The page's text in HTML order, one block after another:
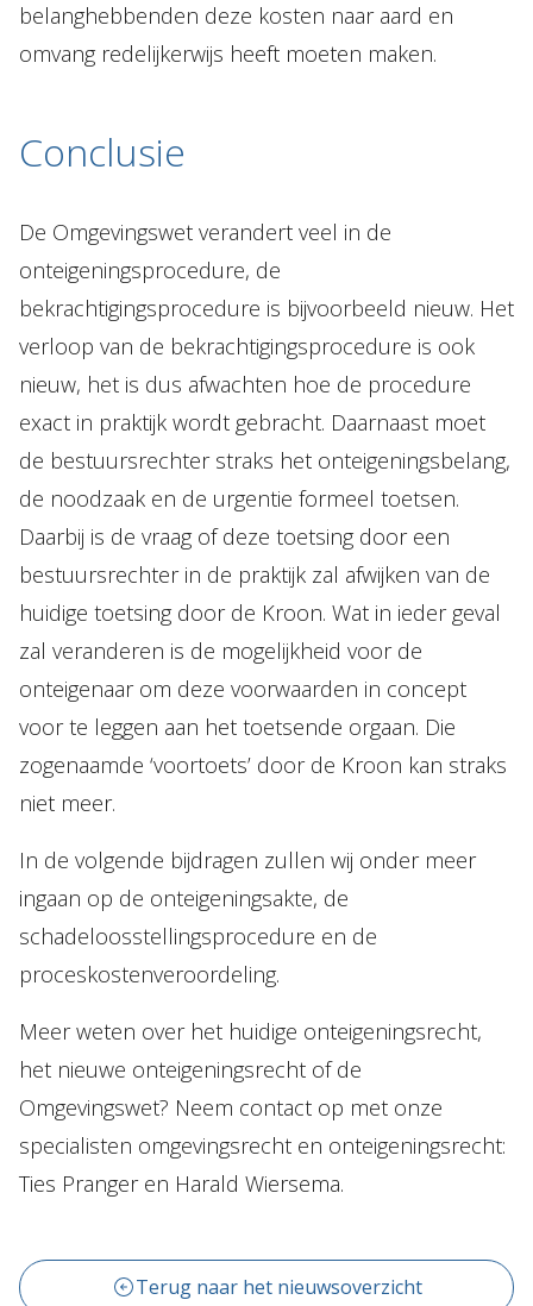
belanghebbenden deze kosten naar aard en
omvang redelijkerwijs heeft moeten maken.
Conclusie
De Omgevingswet verandert veel in de
onteigeningsprocedure, de
bekrachtigingsprocedure is bijvoorbeeld nieuw. Het
verloop van de bekrachtigingsprocedure is ook
nieuw, het is dus afwachten hoe de procedure
exact in praktijk wordt gebracht. Daarnaast moet
de bestuursrechter straks het onteigeningsbelang,
de noodzaak en de urgentie formeel toetsen.
Daarbij is de vraag of deze toetsing door een
bestuursrechter in de praktijk zal afwijken van de
huidige toetsing door de Kroon. Wat in ieder geval
zal veranderen is de mogelijkheid voor de
onteigenaar om deze voorwaarden in concept
voor te leggen aan het toetsende orgaan. Die
zogenaamde ‘voortoets’ door de Kroon kan straks
niet meer.
In de volgende bijdragen zullen wij onder meer
ingaan op de onteigeningsakte, de
schadeloosstellingsprocedure en de
proceskostenveroordeling.
Meer weten over het huidige onteigeningsrecht,
het nieuwe onteigeningsrecht of de
Omgevingswet? Neem contact op met onze
specialisten omgevingsrecht en onteigeningsrecht:
Ties Pranger en Harald Wiersema.
Terug naar het nieuwsoverzicht